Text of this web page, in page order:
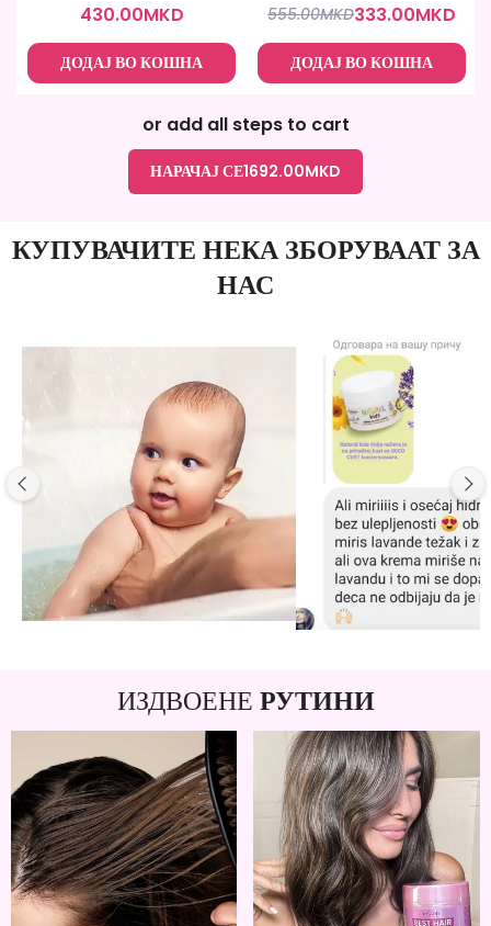
430.00MKD
ДОДАЈ ВО КОШНА
555.00MKD333.00MKD
ДОДАЈ ВО КОШНА
or add all steps to cart
НАРАЧАЈ СЕ1692.00MKD
КУПУВАЧИТЕ НЕКА ЗБОРУВААТ ЗА
НАС
ИЗДВОЕНЕ РУТИНИ